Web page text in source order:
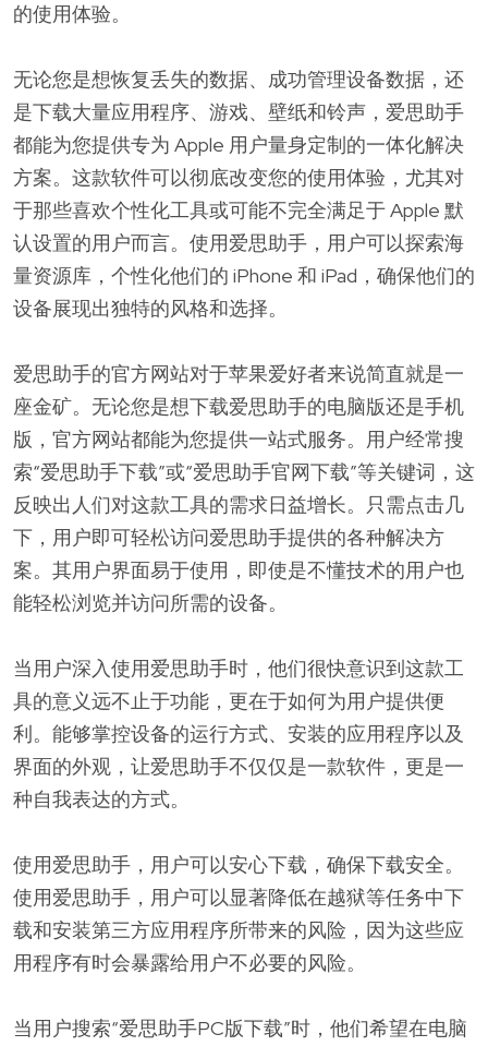
的使用体验。
无论您是想恢复丢失的数据、成功管理设备数据，还
是下载大量应用程序、游戏、壁纸和铃声，爱思助手
都能为您提供专为 Apple 用户量身定制的一体化解决
方案。这款软件可以彻底改变您的使用体验，尤其对
于那些喜欢个性化工具或可能不完全满足于 Apple 默
认设置的用户而言。使用爱思助手，用户可以探索海
量资源库，个性化他们的 iPhone 和 iPad，确保他们的
设备展现出独特的风格和选择。
爱思助手的官方网站对于苹果爱好者来说简直就是一
座金矿。无论您是想下载爱思助手的电脑版还是手机
版，官方网站都能为您提供一站式服务。用户经常搜
索“爱思助手下载”或“爱思助手官网下载”等关键词，这
反映出人们对这款工具的需求日益增长。只需点击几
下，用户即可轻松访问爱思助手提供的各种解决方
案。其用户界面易于使用，即使是不懂技术的用户也
能轻松浏览并访问所需的设备。
当用户深入使用爱思助手时，他们很快意识到这款工
具的意义远不止于功能，更在于如何为用户提供便
利。能够掌控设备的运行方式、安装的应用程序以及
界面的外观，让爱思助手不仅仅是一款软件，更是一
种自我表达的方式。
使用爱思助手，用户可以安心下载，确保下载安全。
使用爱思助手，用户可以显著降低在越狱等任务中下
载和安装第三方应用程序所带来的风险，因为这些应
用程序有时会暴露给用户不必要的风险。
当用户搜索“爱思助手PC版下载”时，他们希望在电脑